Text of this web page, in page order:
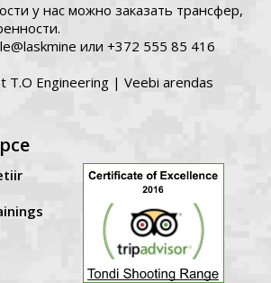
у нас можно заказать трансфер,
или +372 555 85 416
T.O Engineering | Veebi arendas